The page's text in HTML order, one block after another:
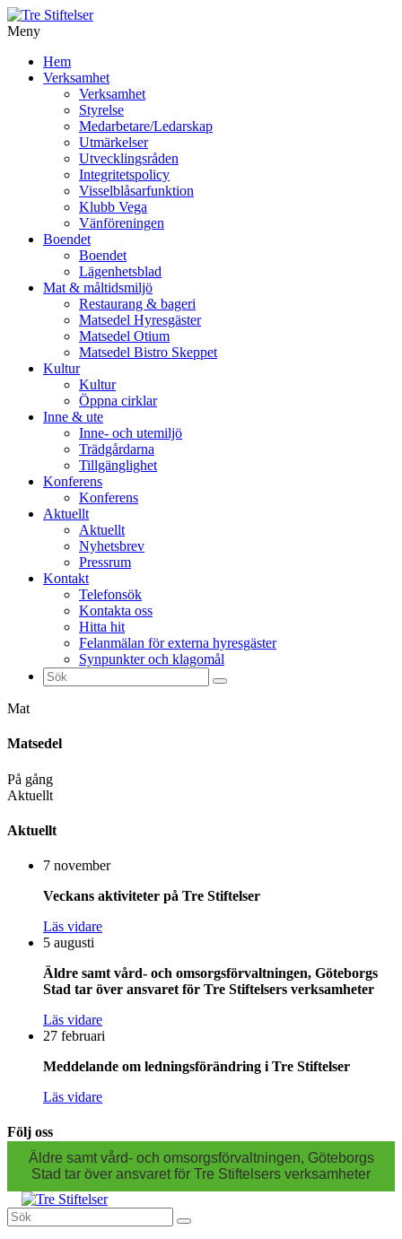
Meny
vidare
Hem
Verksamhet
Verksamhet
Styrelse
Medarbetare/Ledarskap
Utmärkelser
Utvecklingsråden
Integritetspolicy
Visselblåsarfunktion
Klubb Vega
Vänföreningen
Boendet
Boendet
Lägenhetsblad
Mat & måltidsmiljö
Restaurang & bageri
Matsedel Hyresgäster
Matsedel Otium
Matsedel Bistro Skeppet
Kultur
Kultur
Öppna cirklar
Inne & ute
Inne- och utemiljö
Trädgårdarna
Tillgänglighet
Konferens
Konferens
Aktuellt
Aktuellt
Nyhetsbrev
Pressrum
Kontakt
Telefonsök
Kontakta oss
Hitta hit
Felanmälan för externa hyresgäster
Synpunkter och klagomål
Sök
efter:
Mat
Matsedel
På gång
Aktuellt
Aktuellt
7 november
Veckans aktiviteter på Tre Stiftelser
Läs vidare
5 augusti
Äldre samt vård- och omsorgsförvaltningen, Göteborgs
Stad tar över ansvaret för Tre Stiftelsers verksamheter
Läs vidare
27 februari
Meddelande om ledningsförändring i Tre Stiftelser
Läs vidare
Följ oss
Äldre samt vård- och omsorgsförvaltningen, Göteborgs
Stad tar över ansvaret för Tre Stiftelsers verksamheter
Sök
efter: